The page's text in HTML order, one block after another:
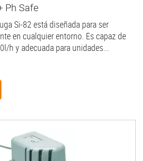
Ph Safe
Si-82 está diseñada para ser
en cualquier entorno. Es capaz de
h y adecuada para unidades...